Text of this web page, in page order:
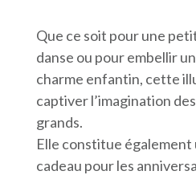
Que ce soit pour une
danse ou pour embellir
charme enfantin, cette
captiver l’imagination
grands.
Elle constitue
cadeau pour les